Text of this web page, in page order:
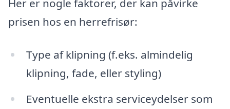
Her er nogle faktorer, der kan påvirke
prisen hos en herrefrisør:
Type af klipning (f.eks. almindelig
klipning, fade, eller styling)
Eventuelle ekstra serviceydelser som